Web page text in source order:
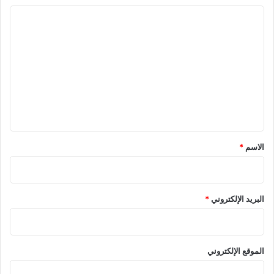
*
الاسم *
البريد الإلكتروني*
الموقع الإلكتروني